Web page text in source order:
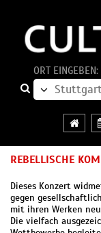
ORT EINGEBEN:
REBELLISCHE
Dieses Konzert
gegen
mit ihren Werken
Die vielfach